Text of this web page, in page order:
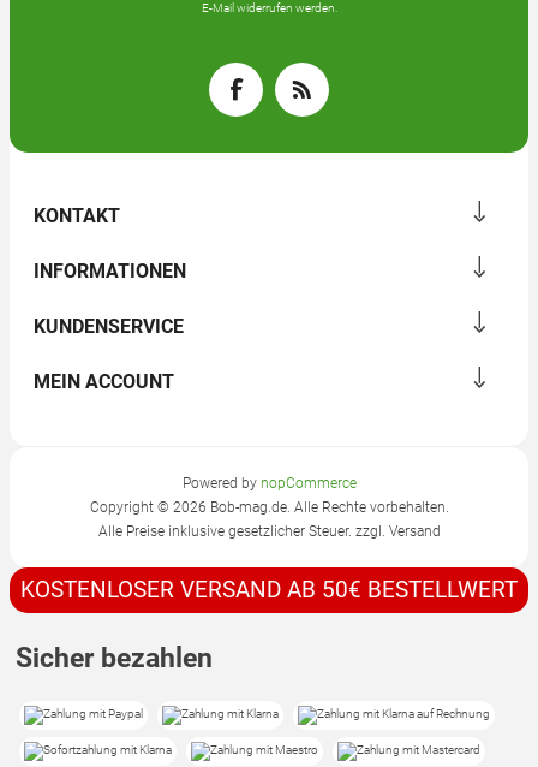
E-Mail widerrufen werden.
KONTAKT
INFORMATIONEN
KUNDENSERVICE
MEIN ACCOUNT
Powered by nopCommerce
Copyright © 2026 Bob-mag.de. Alle Rechte vorbehalten.
Alle Preise inklusive gesetzlicher Steuer. zzgl. Versand
KOSTENLOSER VERSAND AB 50€ BESTELLWERT
Sicher bezahlen